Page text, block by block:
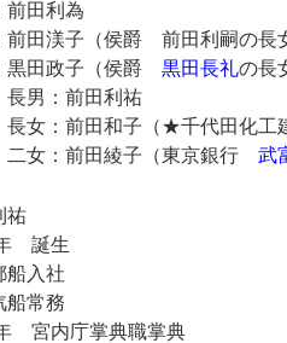
田利為
渼子（侯爵 前田利嗣の長
田政子（侯爵 黒田長礼の長
前田利祐
前田和子（★千代田化工建
前田綾子（東京銀行 武
祐
誕生
入社
常務
宮内庁掌典職掌典